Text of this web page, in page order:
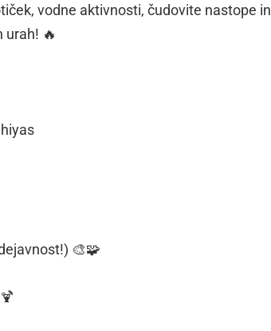
vodne aktivnosti, čudovite nastope in
urah! 🔥
🎨🧩